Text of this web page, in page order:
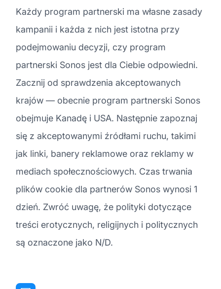
Każdy program partnerski ma własne zasady
kampanii i każda z nich jest istotna przy
podejmowaniu decyzji, czy program
partnerski Sonos jest dla Ciebie odpowiedni.
Zacznij od sprawdzenia akceptowanych
krajów — obecnie program partnerski Sonos
obejmuje Kanadę i USA. Następnie zapoznaj
się z akceptowanymi źródłami ruchu, takimi
jak linki, banery reklamowe oraz reklamy w
mediach społecznościowych. Czas trwania
plików cookie dla partnerów Sonos wynosi 1
dzień. Zwróć uwagę, że polityki dotyczące
treści erotycznych, religijnych i politycznych
są oznaczone jako N/D.